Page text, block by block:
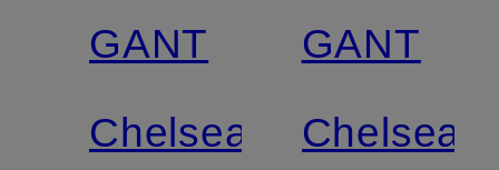
Zertifiziert
GANT
Chelsea-
GANT
Chelsea-